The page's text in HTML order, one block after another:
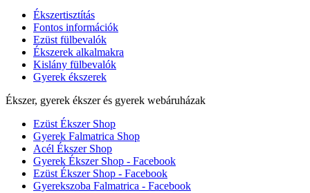
Ékszertisztítás
Fontos információk
Ezüst fülbevalók
Ékszerek alkalmakra
Kislány fülbevalók
Gyerek ékszerek
Ékszer, gyerek ékszer és gyerek webáruházak
Ezüst Ékszer Shop
Gyerek Falmatrica Shop
Acél Ékszer Shop
Gyerek Ékszer Shop - Facebook
Ezüst Ékszer Shop - Facebook
Gyerekszoba Falmatrica - Facebook